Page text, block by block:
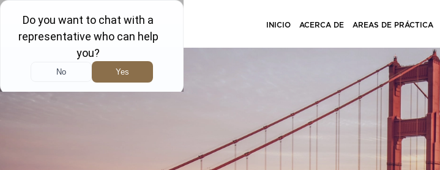
INICIO ACERCA DE AREAS DE PRÁCTICA